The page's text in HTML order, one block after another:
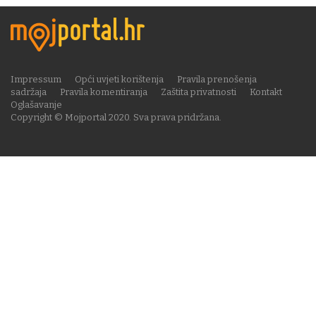
Copyright © Mojportal 2020. Sva prava pridržana.
Impressum Opći uvjeti korištenja
Pravila prenošenja
sadržaja
Pravila komentiranja Zaštita privatnosti
Kontakt
Oglašavanje